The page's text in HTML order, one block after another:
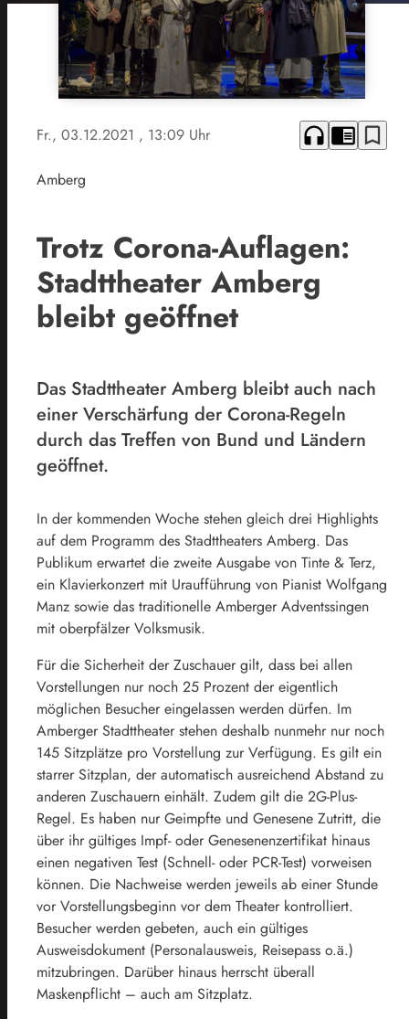
Fr., 03.12.2021 , 13:09 Uhr headphones chrome_reader_mode bookmark_border
Amberg
Trotz Corona-Auflagen:
Stadttheater Amberg
bleibt geöffnet
Das Stadttheater Amberg bleibt auch nach
einer Verschärfung der Corona-Regeln
durch das Treffen von Bund und Ländern
geöffnet.
In der kommenden Woche stehen gleich drei Highlights
auf dem Programm des Stadttheaters Amberg. Das
Publikum erwartet die zweite Ausgabe von Tinte & Terz,
ein Klavierkonzert mit Uraufführung von Pianist Wolfgang
Manz sowie das traditionelle Amberger Adventssingen
mit oberpfälzer Volksmusik.
Für die Sicherheit der Zuschauer gilt, dass bei allen
Vorstellungen nur noch 25 Prozent der eigentlich
möglichen Besucher eingelassen werden dürfen. Im
Amberger Stadttheater stehen deshalb nunmehr nur noch
145 Sitzplätze pro Vorstellung zur Verfügung. Es gilt ein
starrer Sitzplan, der automatisch ausreichend Abstand zu
anderen Zuschauern einhält. Zudem gilt die 2G-Plus-
Regel. Es haben nur Geimpfte und Genesene Zutritt, die
über ihr gültiges Impf- oder Genesenenzertifikat hinaus
einen negativen Test (Schnell- oder PCR-Test) vorweisen
können. Die Nachweise werden jeweils ab einer Stunde
vor Vorstellungsbeginn vor dem Theater kontrolliert.
Besucher werden gebeten, auch ein gültiges
Ausweisdokument (Personalausweis, Reisepass o.ä.)
mitzubringen. Darüber hinaus herrscht überall
Maskenpflicht – auch am Sitzplatz.